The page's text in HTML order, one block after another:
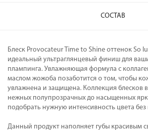
СОСТАВ
Блеск Provocateur Time to Shine оттенок So
идеальный ультраглянцевый финиш для
плампинга. Увлажняющая формула с
маслом жожоба позаботится о том, чтобы
увлажнена и защищена. Коллекция блесков
нежных полупрозрачных до насыщенных
подобрать нужную интенсивность цвета
Данный продукт наполняет губы красивым